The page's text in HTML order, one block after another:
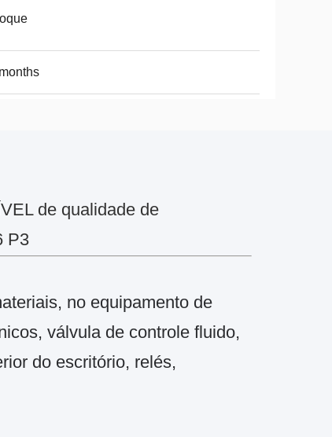
de qualidade de
P3
no equipamento de
válvula de controle fluido,
do escritório, relés,